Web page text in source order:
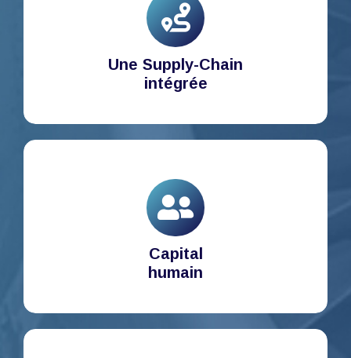
Une Supply-Chain
intégrée
Capital
humain